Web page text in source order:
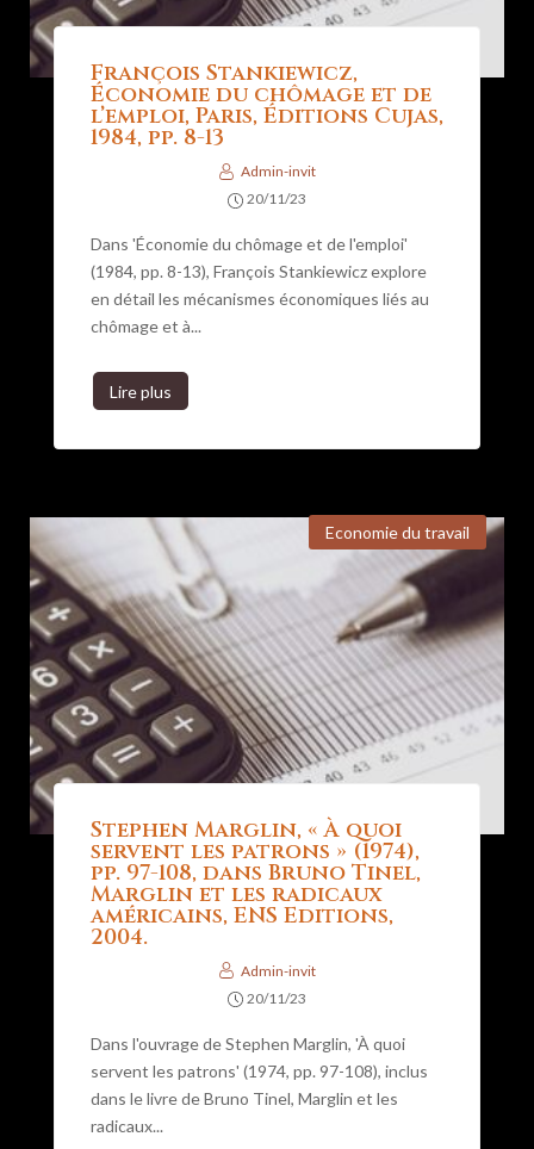
François Stankiewicz,
Économie du chômage et de
l’emploi, Paris, Éditions Cujas,
1984, pp. 8-13
Admin-invit
20/11/23
Dans 'Économie du chômage et de l'emploi'
(1984, pp. 8-13), François Stankiewicz explore
en détail les mécanismes économiques liés au
chômage et à...
Lire plus
Economie du travail
Stephen Marglin, « À quoi
servent les patrons » (1974),
pp. 97-108, dans Bruno Tinel,
Marglin et les radicaux
américains, ENS Editions,
2004.
Admin-invit
20/11/23
Dans l'ouvrage de Stephen Marglin, 'À quoi
servent les patrons' (1974, pp. 97-108), inclus
dans le livre de Bruno Tinel, Marglin et les
radicaux...